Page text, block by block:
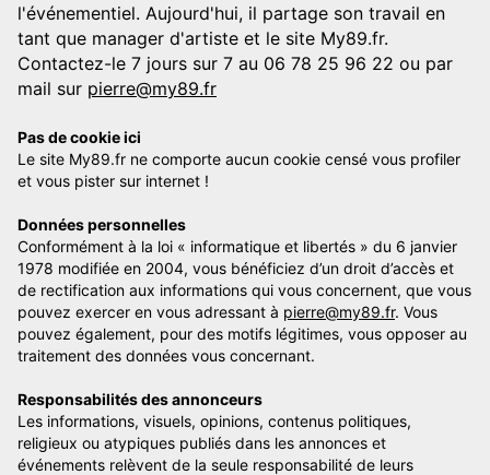
l'événementiel. Aujourd'hui, il partage son travail en
tant que manager d'artiste et le site My89.fr.
Contactez-le 7 jours sur 7 au 06 78 25 96 22 ou par
mail sur pierre@my89.fr
Pas de cookie ici
Le site My89.fr ne comporte aucun cookie censé vous profiler
et vous pister sur internet !
Données personnelles
Conformément à la loi « informatique et libertés » du 6 janvier
1978 modifiée en 2004, vous bénéficiez d’un droit d’accès et
de rectification aux informations qui vous concernent, que vous
pouvez exercer en vous adressant à pierre@my89.fr. Vous
pouvez également, pour des motifs légitimes, vous opposer au
traitement des données vous concernant.
Responsabilités des annonceurs
Les informations, visuels, opinions, contenus politiques,
religieux ou atypiques publiés dans les annonces et
événements relèvent de la seule responsabilité de leurs